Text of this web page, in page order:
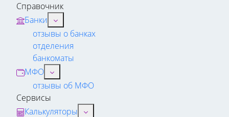
Справочник
Банки
отзывы о банках
отделения
банкоматы
МФО
отзывы об МФО
Сервисы
Калькуляторы